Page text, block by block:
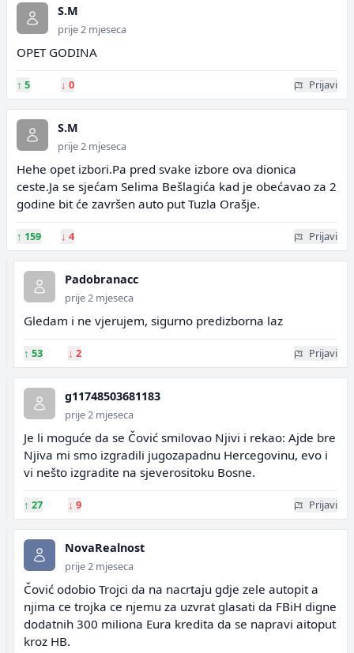
S.M
prije 2 mjeseca
OPET GODINA
↑ 5 ↓ 0 Prijavi
S.M
prije 2 mjeseca
Hehe opet izbori.Pa pred svake izbore ova dionica
ceste.Ja se sjećam Selima Bešlagića kad je obećavao za 2
godine bit će završen auto put Tuzla Orašje.
↑ 159 ↓ 4 Prijavi
Padobranacc
prije 2 mjeseca
Gledam i ne vjerujem, sigurno predizborna laz
↑ 53 ↓ 2 Prijavi
g11748503681183
prije 2 mjeseca
Je li moguće da se Čović smilovao Njivi i rekao: Ajde bre
Njiva mi smo izgradili jugozapadnu Hercegovinu, evo i
vi nešto izgradite na sjeverositoku Bosne.
↑ 27 ↓ 9 Prijavi
NovaRealnost
prije 2 mjeseca
Čović odobio Trojci da na nacrtaju gdje zele autopit a
njima ce trojka ce njemu za uzvrat glasati da FBiH digne
dodatnih 300 miliona Eura kredita da se napravi aitoput
kroz HB.